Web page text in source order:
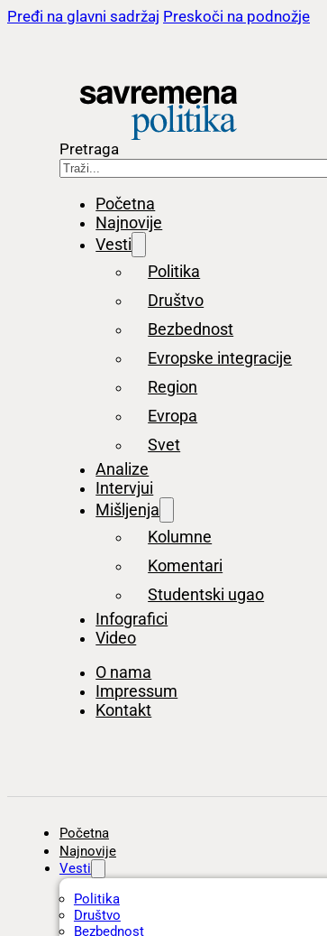
Pređi na glavni sadržaj Preskoči na podnožje
Pretraga
Početna
Najnovije
Vesti
Politika
Društvo
Bezbednost
Evropske integracije
Region
Evropa
Svet
Analize
Intervjui
Mišljenja
Kolumne
Komentari
Studentski ugao
Infografici
Video
O nama
Impressum
Kontakt
Početna
Najnovije
Vesti
Politika
Društvo
Bezbednost